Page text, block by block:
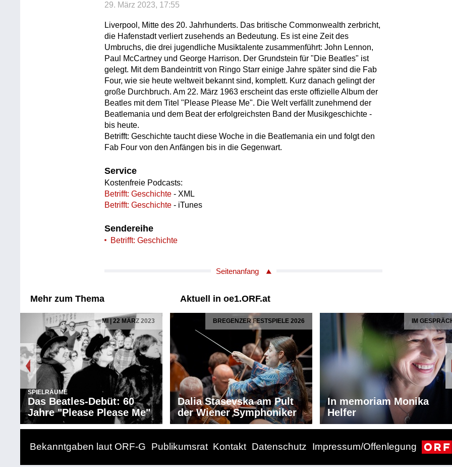
29. März 2023, 17:55
Liverpool, Mitte des 20. Jahrhunderts. Das britische Commonwealth zerbricht,
die Hafenstadt verliert zusehends an Bedeutung. Es ist eine Zeit des
Umbruchs, die drei jugendliche Musiktalente zusammenführt: John Lennon,
Paul McCartney und George Harrison. Der Grundstein für "Die Beatles" ist
gelegt. Mit dem Bandeintritt von Ringo Starr einige Jahre später sind die Fab
Four, wie sie heute weltweit bekannt sind, komplett. Kurz danach gelingt der
große Durchbruch. Am 22. März 1963 erscheint das erste offizielle Album der
Beatles mit dem Titel "Please Please Me". Die Welt verfällt zunehmend der
Beatlemania und dem Beat der erfolgreichsten Band der Musikgeschichte -
bis heute.
Betrifft: Geschichte taucht diese Woche in die Beatlemania ein und folgt den
Fab Four von den Anfängen bis in die Gegenwart.
Service
Kostenfreie Podcasts:
Betrifft: Geschichte - XML
Betrifft: Geschichte - iTunes
Sendereihe
Betrifft: Geschichte
Seitenanfang
Me"
Aktuell in oe1.ORF.at
BREGENZER FESTSPIELE 2026
Dalia Stasevska am Pult
der Wiener Symphoniker
IM GESPRÄCH
In memoriam Monika
Helfer
Migration als
Druckmittel
Bekanntgaben laut ORF-G Publikumsrat Kontakt Datenschutz Impressum/Offenlegung